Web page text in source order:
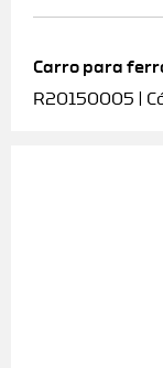
Carro para
R20150005 |